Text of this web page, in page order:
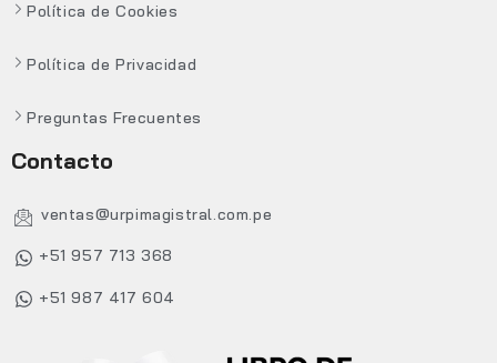
Política de Cookies
Política de Privacidad
Preguntas Frecuentes
Contacto
ventas@urpimagistral.com.pe
+51 957 713 368
+51 987 417 604